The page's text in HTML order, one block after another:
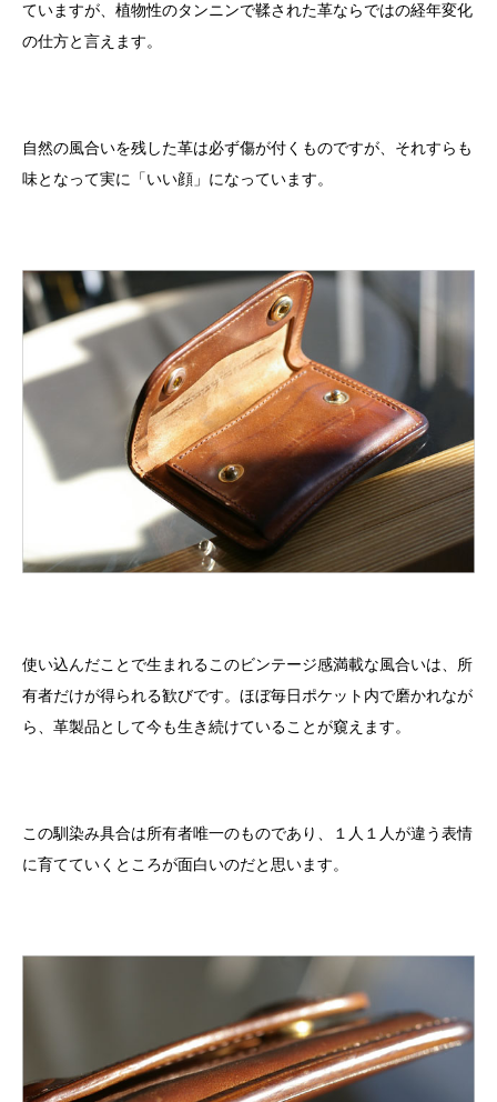
ていますが、植物性のタンニンで鞣された革ならではの経年変化
の仕方と言えます。
自然の風合いを残した革は必ず傷が付くものですが、それすらも
味となって実に「いい顔」になっています。
使い込んだことで生まれるこのビンテージ感満載な風合いは、所
有者だけが得られる歓びです。ほぼ毎日ポケット内で磨かれなが
ら、革製品として今も生き続けていることが窺えます。
この馴染み具合は所有者唯一のものであり、１人１人が違う表情
に育てていくところが面白いのだと思います。